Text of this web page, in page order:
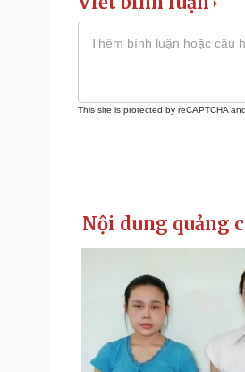
This site is protected by reCAPTCHA